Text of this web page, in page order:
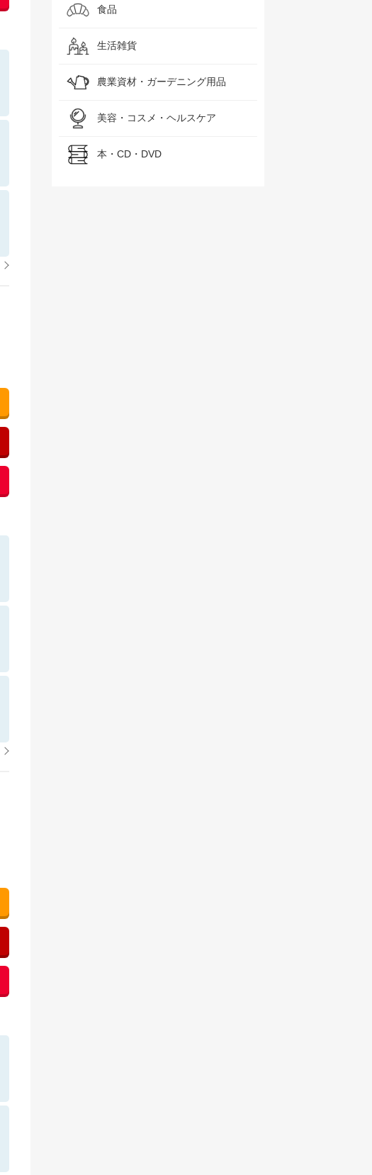
食品
生活雑貨
農業資材・ガーデニング用品
美容・コスメ・ヘルスケア
本・CD・DVD